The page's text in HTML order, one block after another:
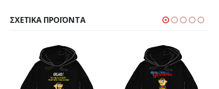
ΣΧΕΤΙΚΆ ΠΡΟΪΌΝΤΑ